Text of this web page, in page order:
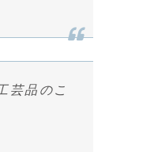
芸品のこ